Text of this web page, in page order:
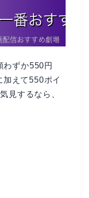
わずか550円
加えて550ポイ
見するなら、